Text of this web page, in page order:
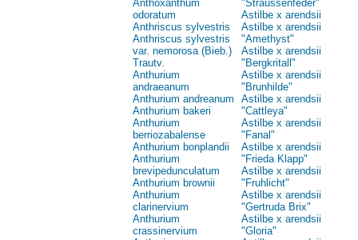
Anthoxanthum
odoratum
Anthriscus sylvestris
Anthriscus sylvestris
var. nemorosa (Bieb.)
Trautv.
Anthurium
andraeanum
Anthurium andreanum
Anthurium bakeri
Anthurium
berriozabalense
Anthurium bonplandii
Anthurium
brevipedunculatum
Anthurium brownii
Anthurium
clarinervium
Anthurium
crassinervium
"Straussenfeder"
Astilbe x arendsii
Astilbe x arendsii
"Amethyst"
Astilbe x arendsii
"Bergkritall"
Astilbe x arendsii
"Brunhilde"
Astilbe x arendsii
"Cattleya"
Astilbe x arendsii
"Fanal"
Astilbe x arendsii
"Frieda Klapp"
Astilbe x arendsii
"Fruhlicht"
Astilbe x arendsii
"Gertruda Brix"
Astilbe x arendsii
"Gloria"